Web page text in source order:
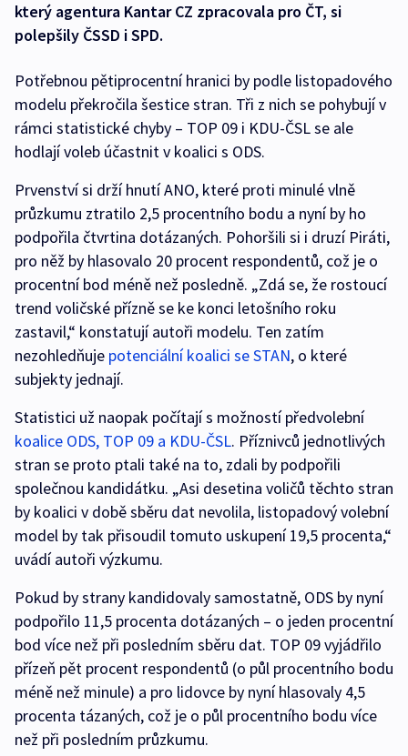
který agentura Kantar CZ zpracovala pro ČT, si
polepšily ČSSD i SPD.
Potřebnou pětiprocentní hranici by podle listopadového
modelu překročila šestice stran. Tři z nich se pohybují v
rámci statistické chyby – TOP 09 i KDU-ČSL se ale
hodlají voleb účastnit v koalici s ODS.
Prvenství si drží hnutí ANO, které proti minulé vlně
průzkumu ztratilo 2,5 procentního bodu a nyní by ho
podpořila čtvrtina dotázaných. Pohoršili si i druzí Piráti,
pro něž by hlasovalo 20 procent respondentů, což je o
procentní bod méně než posledně. „Zdá se, že rostoucí
trend voličské přízně se ke konci letošního roku
zastavil,“ konstatují autoři modelu. Ten zatím
nezohledňuje potenciální koalici se STAN, o které
subjekty jednají.
Statistici už naopak počítají s možností předvolební
koalice ODS, TOP 09 a KDU-ČSL. Příznivců jednotlivých
stran se proto ptali také na to, zdali by podpořili
společnou kandidátku. „Asi desetina voličů těchto stran
by koalici v době sběru dat nevolila, listopadový volební
model by tak přisoudil tomuto uskupení 19,5 procenta,“
uvádí autoři výzkumu.
Pokud by strany kandidovaly samostatně, ODS by nyní
podpořilo 11,5 procenta dotázaných – o jeden procentní
bod více než při posledním sběru dat. TOP 09 vyjádřilo
přízeň pět procent respondentů (o půl procentního bodu
méně než minule) a pro lidovce by nyní hlasovaly 4,5
procenta tázaných, což je o půl procentního bodu více
než při posledním průzkumu.